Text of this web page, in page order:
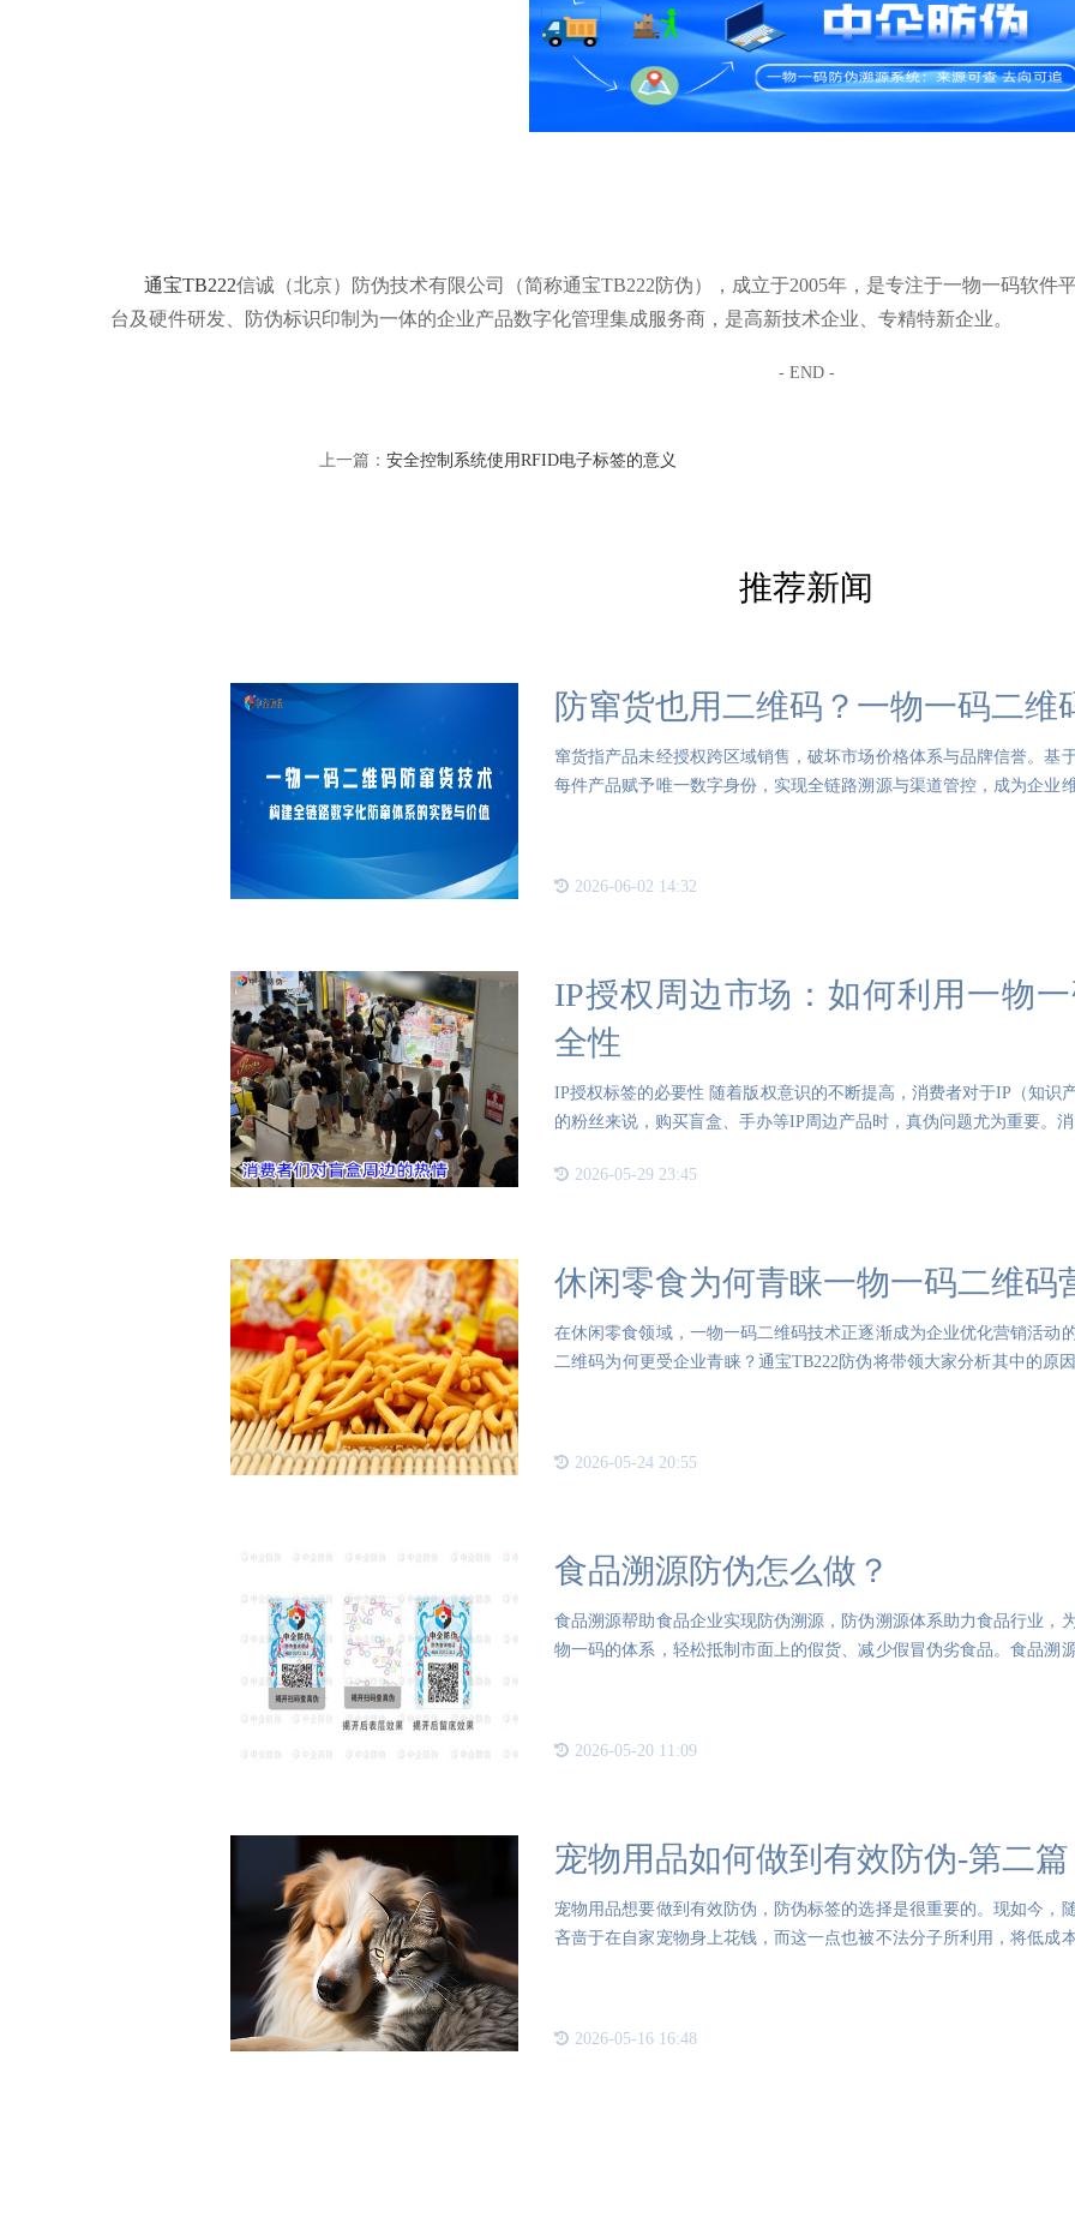
通宝TB222信诚（北京）防伪技术有限公司（简称通宝TB222防伪），成立于2005年，是专注于一物一码软件
台及硬件研发、防伪标识印制为一体的企业产品数字化管理集成服务商，是高新技术企业、专精特新企业。
- END -
上一篇： 安全控制系统使用RFID电子标签的意义
推荐新闻
防窜货也用二维码？一物一码二维
窜货指产品未经授权跨区域销售，破坏市场价格体系与品牌信誉。基
每件产品赋予唯一数字身份，实现全链路溯源与渠道管控，成为企业
2026-06-02 14:32
IP授权周边市场：如何利用一物
全性
IP授权标签的必要性 随着版权意识的不断提高，消费者对于IP（知识
的粉丝来说，购买盲盒、手办等IP周边产品时，真伪问题尤为重要。
2026-05-29 23:45
休闲零食为何青睐一物一码二维码
在休闲零食领域，一物一码二维码技术正逐渐成为企业优化营销活动
二维码为何更受企业青睐？通宝TB222防伪将带领大家分析其中的原
2026-05-24 20:55
食品溯源防伪怎么做？
食品溯源帮助食品企业实现防伪溯源，防伪溯源体系助力食品行业，
物一码的体系，轻松抵制市面上的假货、减少假冒伪劣食品。食品溯
2026-05-20 11:09
宠物用品如何做到有效防伪-第二篇
宠物用品想要做到有效防伪，防伪标签的选择是很重要的。现如今，
吝啬于在自家宠物身上花钱，而这一点也被不法分子所利用，将低成
2026-05-16 16:48